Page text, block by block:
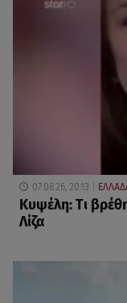
07.08.26, 20:13
Κυψέλη: Tι
Λίζα